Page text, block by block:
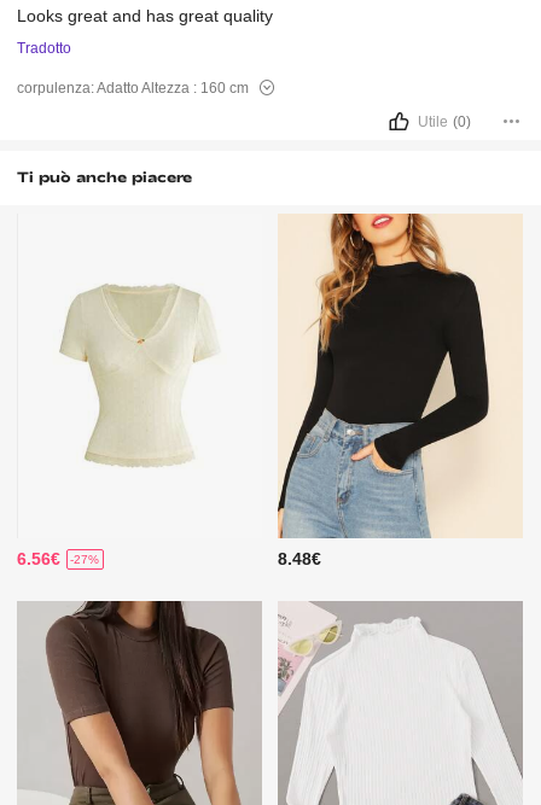
Looksgreatand hasgreatquality
Tradotto
corpulenza:Adatto Altezza : 160 cm
Utile (0)
Ti può anche piacere
6.56€ -27% 8.48€